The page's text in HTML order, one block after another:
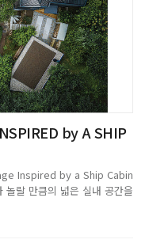
by A SHIP
Inspired by a Ship Cabin
랄 만큼의 넓은 실내 공간을
는 수납공간이 있고 마치